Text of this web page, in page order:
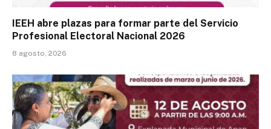
IEEH abre plazas para formar parte del Servicio
Profesional Electoral Nacional 2026
8 agosto, 2026